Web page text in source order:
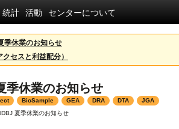
統計 活動 センターについて
季休業のお知らせ
セスと利益配分）
季休業のお知らせ
BioSample GEA DRA DTA
JGA
夏季休業のお知らせ